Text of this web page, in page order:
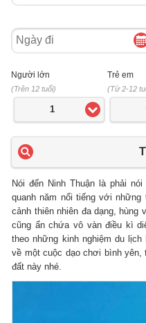
Ngày
đi
Người lớn
(Trên 12 tuổi)
1
Trẻ em
(Từ 2-12
Nói đến Ninh Thuận là phải
quanh năm nổi tiếng với những
cảnh thiên nhiên đa dạng,
cũng ẩn chứa vô vàn điều kì
theo những kinh nghiệm du
về một cuộc dạo chơi bình yên,
đất này nhé.